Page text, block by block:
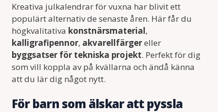
Kreativa julkalendrar för vuxna har blivit ett
populärt alternativ de senaste åren. Här får du
högkvalitativa konstnärsmaterial,
kalligrafipennor, akvarellfärgereller
byggsatser för tekniska projekt. Perfekt för dig
som vill koppla av på kvällarna och ändå känna
att du lär dig något nytt.
För barn som älskar att pyssla